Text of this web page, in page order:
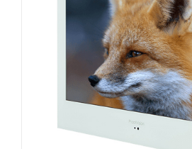
можно
выбрать
на
странице
товара.